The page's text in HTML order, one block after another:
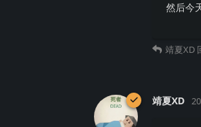
然后今
靖夏XD
靖夏XD